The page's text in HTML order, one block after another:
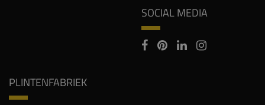
SOCIAL MEDIA
PLINTENFABRIEK